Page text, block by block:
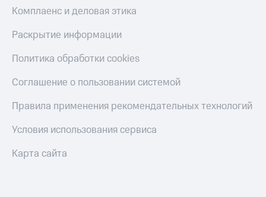
Комплаенс и деловая этика
Раскрытие информации
Политика обработки cookies
Соглашение о пользовании системой
Правила применения рекомендательных технологий
Условия использования сервиса
Карта сайта